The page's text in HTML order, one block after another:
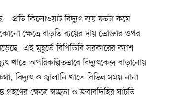
কিলোওয়াট বিদ্যুৎ ব্যয় যতটা কমে
ক্ষেত্রে বাড়তি ব্যয়ের দায় ভোক্তার ওপর
এই মুহূর্তে বিপিডিবি সরকারের ক্যাশ
খাতে অপরিকল্পিতভাবে বিদ্যুৎকেন্দ্র বাড়ানোয়
বিদ্যুৎ ও জ্বালানি খাতে বিভিন্ন সময় নানা
ক্ষেত্রে স্বচ্ছতা ও জবাবদিহির ঘাটতি